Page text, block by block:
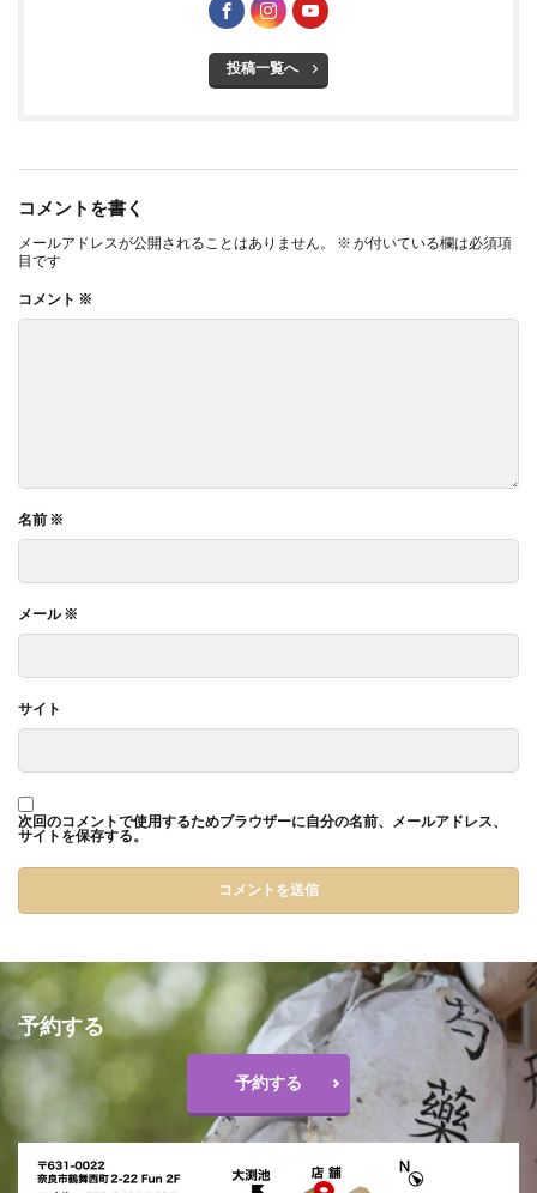
投稿一覧へ
コメントを書く
メールアドレスが公開されることはありません。 ※ が付いている欄は必須項
目です
コメント ※
名前 ※
メール※
サイト
次回のコメントで使用するためブラウザーに自分の名前、メールアドレス、
サイトを保存する。
予約する
予約する